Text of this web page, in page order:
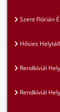
Szent Flórián
Hősies
Rendkívüli
Rendkívüli